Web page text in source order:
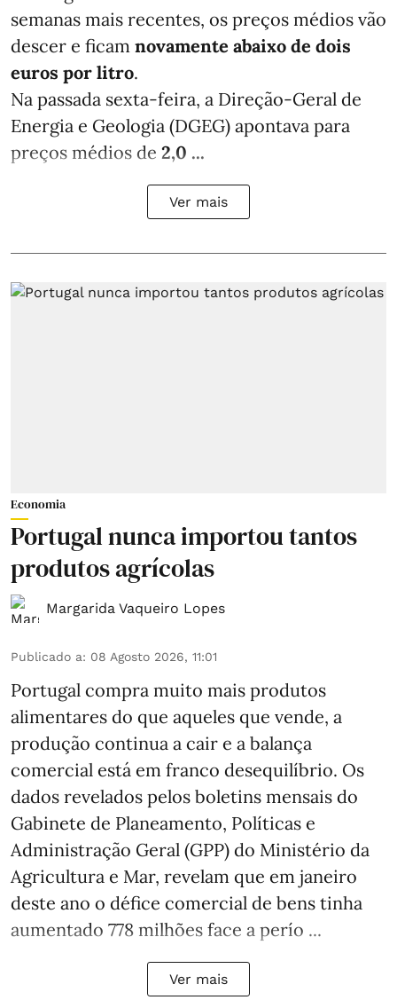
semanas mais recentes, os preços médios vão
descer e ficam novamente abaixo de dois
euros por litro.
Na passada sexta-feira, a Direção-Geral de
Energia e Geologia (DGEG) apontava para
preços médios de 2,0 ...
Ver mais
Economia
Portugal nunca importou tantos
produtos agrícolas
Margarida Vaqueiro Lopes
Publicado a: 08 Agosto 2026, 11:01
Portugal compra muito mais produtos
alimentares do que aqueles que vende, a
produção continua a cair e a balança
comercial está em franco desequilíbrio. Os
dados revelados pelos boletins mensais do
Gabinete de Planeamento, Políticas e
Administração Geral (GPP) do Ministério da
Agricultura e Mar, revelam que em janeiro
deste ano o défice comercial de bens tinha
aumentado 778 milhões face a perío ...
Ver mais